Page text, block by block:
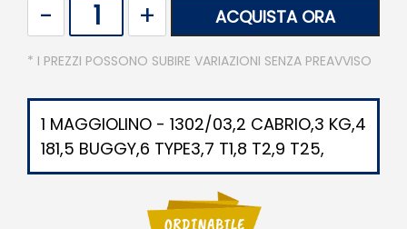
ACQUISTA ORA
* I PREZZI POSSONO SUBIRE VARIAZIONI SENZA PREAVVISO
1 MAGGIOLINO - 1302/03,2 CABRIO,3 KG,4
181,5 BUGGY,6 TYPE3,7 T1,8 T2,9 T25,